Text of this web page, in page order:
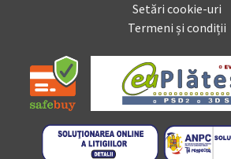
Setări cookie-uri
Termeni și condiții